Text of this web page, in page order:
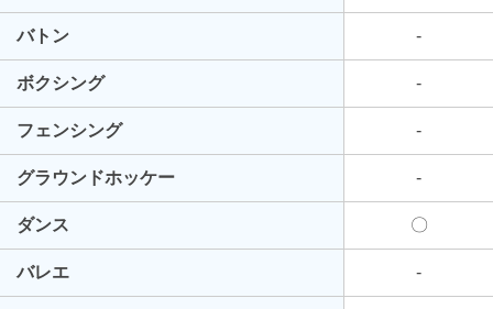
バトン -
ボクシング -
フェンシング -
グラウンドホッケー -
ダンス 〇
バレエ -